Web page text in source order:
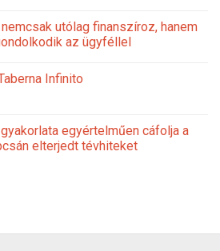
utólag finanszíroz, hanem
az ügyféllel
Infinito
egyértelműen cáfolja a
elterjedt tévhiteket